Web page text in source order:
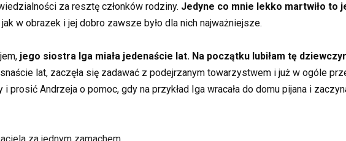
za resztę członków rodziny. Jedyne co mnie lekko martwiło to
w obrazek i jej dobro zawsze było dla nich najważniejsze.
jego siostra Iga miała jedenaście lat. Na początku lubiłam tę
lat, zaczęła się zadawać z podejrzanym towarzystwem i już w ogóle
prosić Andrzeja o pomoc, gdy na przykład Iga wracała do domu pijana i